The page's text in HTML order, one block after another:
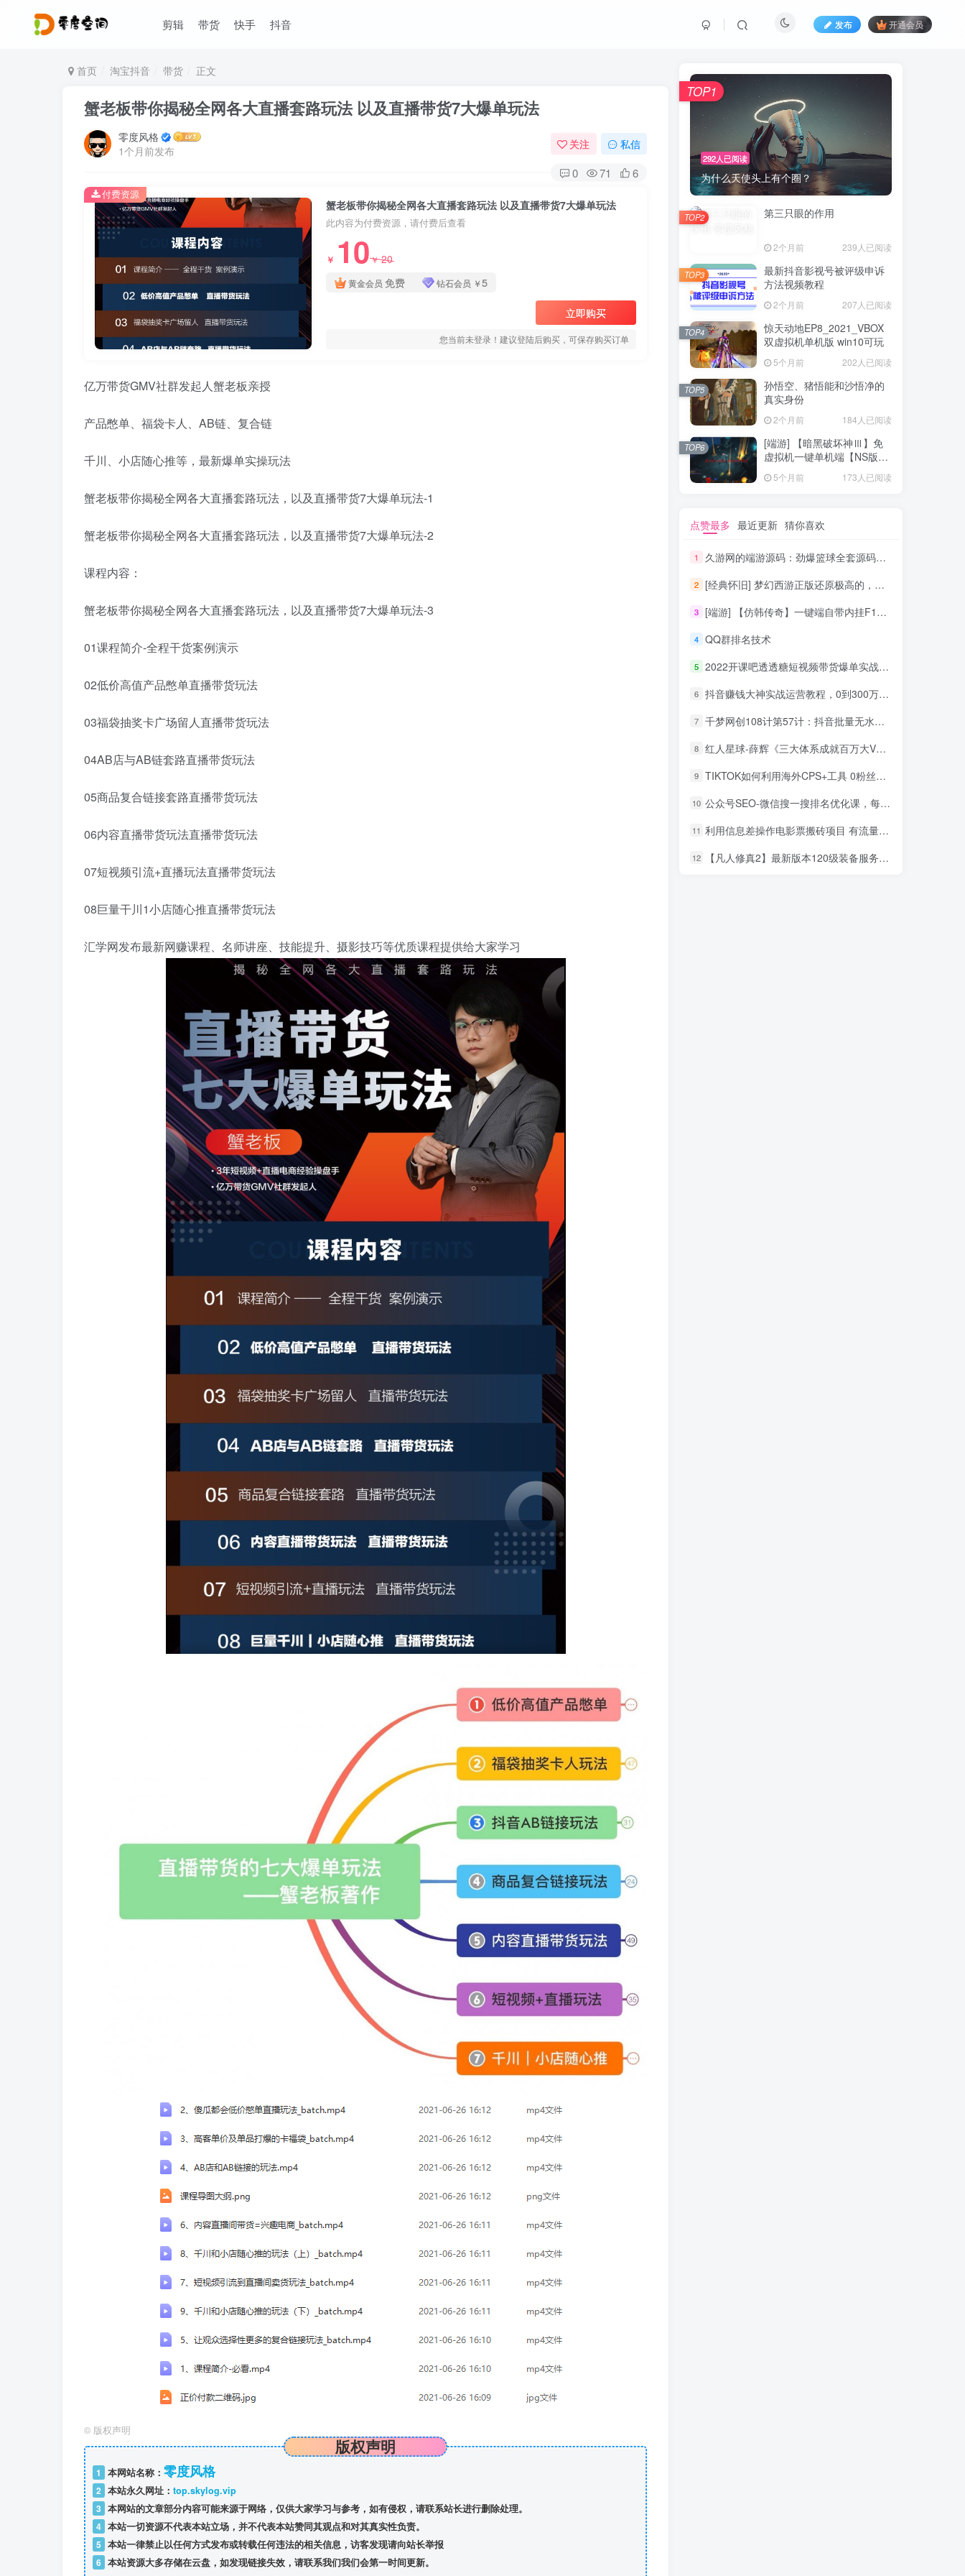
剪辑 带货 快手 抖音 发布 开通会员
首页 淘宝抖音 带货 正文
蟹老板带你揭秘全网各大直播套路玩法 以及直播带货7大爆单玩法
零度风格
1个月前发布
关注 私信
0 71 6
蟹老板带你揭秘全网各大直播套路玩法 以及直播带货7大爆单玩法
此内容为付费资源，请付费后查看
￥ 10￥20
黄金会员 免费 钻石会员 ￥5
立即购买
您当前未登录！建议登陆后购买，可保存购买订单
付费资源
亿万带货GMV社群发起人蟹老板亲授
产品憋单、福袋卡人、AB链、复合链
千川、小店随心推等，最新爆单实操玩法
蟹老板带你揭秘全网各大直播套路玩法，以及直播带货7大爆单玩法-1
蟹老板带你揭秘全网各大直播套路玩法，以及直播带货7大爆单玩法-2
课程内容：
蟹老板带你揭秘全网各大直播套路玩法，以及直播带货7大爆单玩法-3
01课程简介-全程干货案例演示
02低价高值产品憋单直播带货玩法
03福袋抽奖卡广场留人直播带货玩法
04AB店与AB链套路直播带货玩法
05商品复合链接套路直播带货玩法
06内容直播带货玩法直播带货玩法
07短视频引流+直播玩法直播带货玩法
08巨量干川1小店随心推直播带货玩法
汇学网发布最新网赚课程、名师讲座、技能提升、摄影技巧等优质课程提供给大家学习
© 版权声明
版权声明
1 本网站名称： 零度风格
2 本站永久网址： top.skylog.vip
3 本网站的文章部分内容可能来源于网络，仅供大家学习与参考，如有侵权，请联系站长进行删除处理。
4 本站一切资源不代表本站立场，并不代表本站赞同其观点和对其真实性负责。
5 本站一律禁止以任何方式发布或转载任何违法的相关信息，访客发现请向站长举报
6 本站资源大多存储在云盘，如发现链接失效，请联系我们我们会第一时间更新。
292人已阅读
为什么天使头上有个圈？
TOP1
第三只眼的作用
2个月前 239人已阅读
TOP2
最新抖音影视号被评级申诉
方法视频教程
2个月前 207人已阅读
TOP3
惊天动地EP8_2021_VBOX
双虚拟机单机版 win10可玩
5个月前 202人已阅读
TOP4
孙悟空、猪悟能和沙悟净的
真实身份
2个月前 184人已阅读
TOP5
[端游] 【暗黑破坏神Ⅲ】免
虚拟机一键单机端【NS版
5个月前 173人已阅读
TOP6
点赞最多 最近更新 猜你喜欢
1 久游网的端游源码：劲爆篮球全套源码资源
2 [经典怀旧] 梦幻西游正版还原极高的，有GM工具和新手攻略+教程文件
3 [端游] 【仿韩传奇】一键端自带内挂F12，武器精练、装备觉醒升华
4 QQ群排名技术
5 2022开课吧透透糖短视频带货爆单实战营，一部手机就能快速稳定变现！
6 抖音赚钱大神实战运营教程，0到300万实操全流程教学，抖音独家变现模式
7 千梦网创108计第57计：抖音批量无水印解析消重技术，十分钟搬运1000+
8 红人星球-薛辉《三大体系成就百万大V》7天线上直播课程
9 TIKTOK如何利用海外CPS+工具 0粉丝轻松变现月入过万
10 公众号SEO-微信搜一搜排名优化课，每日被动精准引流上百
11 利用信息差操作电影票搬砖项目 有流量即可轻松月赚1W+
12 【凡人修真2】最新版本120级装备服务器端自带GM工具可发送任何物品网页游戏客户端源码